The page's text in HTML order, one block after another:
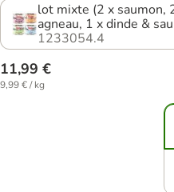
lot mixte (2 x saumon,
agneau, 1 x dinde &
1233054.4
11,99 €
9,99 € / kg